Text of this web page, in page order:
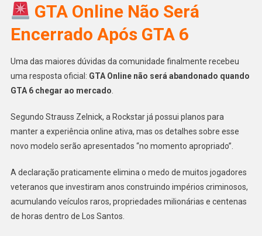
GTA Online Não Será
Encerrado Após GTA 6
Uma das maiores dúvidas da comunidade finalmente recebeu
uma resposta oficial: GTA Online não será abandonado quando
GTA 6 chegar ao mercado
Segundo Strauss Zelnick, a Rockstar já possui planos para
manter a experiência online ativa, mas os detalhes sobre esse
novo modelo serão apresentados “no momento apropriado”.
A declaração praticamente elimina o medo de muitos jogadores
veteranos que investiram anos construindo impérios criminosos,
acumulando veículos raros, propriedades milionárias e centenas
de horas dentro de Los Santos.